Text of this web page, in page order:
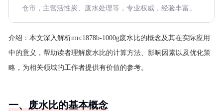
仓市，主营活性炭、废水处理等，专业权威，经验丰富。
介绍： 本文深入解析mrc1878b-1000g废水比的概念及其在实际应用
中的意义，帮助读者理解废水比的计算方法、影响因素以及优化策
略，为相关领域的工作者提供有价值的参考。
一、废水比的基本概念